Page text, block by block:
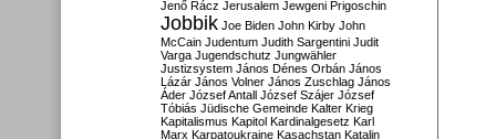
Jenő Rácz Jerusalem Jewgeni Prigoschin
Jobbik Joe Biden John Kirby John
McCain Judentum Judith Sargentini Judit
Varga Jugendschutz Jungwähler
Justizsystem János Dénes Orbán János
Lázár János Volner János Zuschlag János
Áder József Antall József Szájer József
Tóbiás Jüdische Gemeinde Kalter Krieg
Kapitalismus Kapitol Kardinalgesetz Karl
Marx Karpatoukraine Kasachstan Katalin